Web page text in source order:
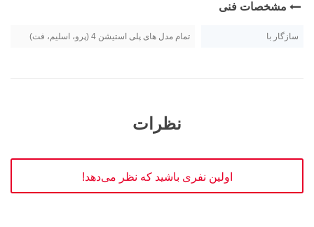
مشخصات فنی
سازگار با تمام مدل های پلی استیشن 4 (پرو، اسلیم، فت)
نظرات
اولین نفری باشید که نظر می‌دهد!